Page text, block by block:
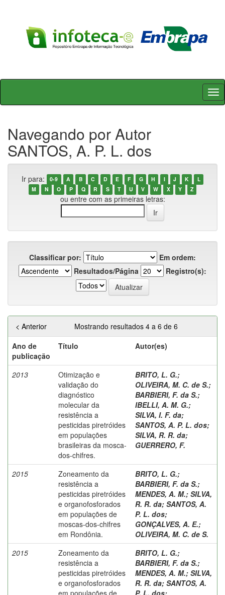
Skip
Navegando por Autor
SANTOS, A. P. L. dos
Ir para: 0-9 A B C D E F G H I J K
L
M
N O P Q R S T U V W X Y Z
ou entre com as primeiras letras:
Classificar por:
Em ordem:
Resultados/Página
Registro(s):
Mostrando resultados 4 a 6 de 6
< Anterior
Ano de
publicação
Título Autor(es)
2013
Otimização e
validação do
diagnóstico
molecular da
resistência a
pesticidas piretróides
em populações
brasileiras da mosca-
dos-chifres.
BRITO, L. G.;
OLIVEIRA, M. C. de S.;
BARBIERI, F. da S.;
IBELLI, A. M. G.;
SILVA, I. F. da;
SANTOS, A. P. L. dos;
SILVA, R. R. da;
GUERRERO, F.
2015
Zoneamento da
resistência a
pesticidas piretróides
e organofosforados
em populações de
moscas-dos-chifres
em Rondônia.
BRITO, L. G.;
BARBIERI, F. da S.;
MENDES, A. M.; SILVA,
R. R. da; SANTOS, A.
P. L. dos;
GONÇALVES, A. E.;
OLIVEIRA, M. C. de S.
2015
Zoneamento da
resistência a
pesticidas piretróides
e organofosforados
em populações de
BRITO, L. G.;
BARBIERI, F. da S.;
MENDES, A. M.; SILVA,
R. R. da; SANTOS, A.
P. L. dos;